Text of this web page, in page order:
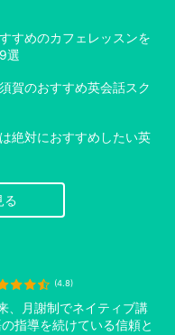
すめのカフェレッスンを
選
賀のおすすめ英会話スク
絶対におすすめしたい英
る
(4.8)
、月謝制でネイティブ講
指導を続けている信頼と